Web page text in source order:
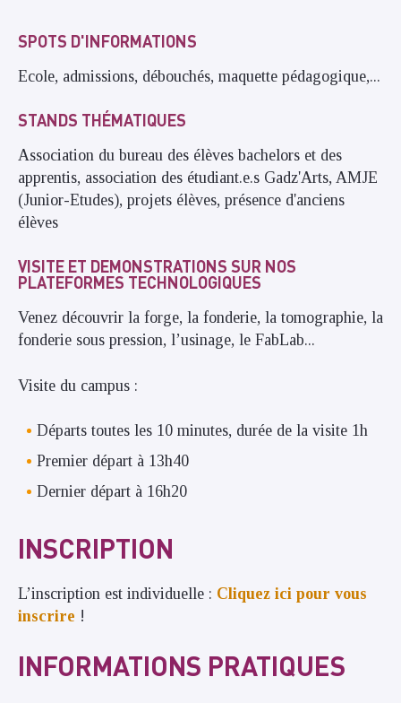
SPOTS D'INFORMATIONS
Ecole, admissions, débouchés, maquette pédagogique,...
STANDS THÉMATIQUES
Association du bureau des élèves bachelors et des
apprentis, association des étudiant.e.s Gadz'Arts, AMJE
(Junior-Etudes), projets élèves, présence d'anciens
élèves
VISITE ET DEMONSTRATIONS SUR NOS
PLATEFORMES TECHNOLOGIQUES
Venez découvrir la forge, la fonderie, la tomographie, la
fonderie sous pression, l’usinage, le FabLab...
Visite du campus :
Départs toutes les 10 minutes, durée de la visite 1h
Premier départ à 13h40
Dernier départ à 16h20
INSCRIPTION
L’inscription est individuelle : Cliquez ici pour vous
inscrire !
INFORMATIONS PRATIQUES